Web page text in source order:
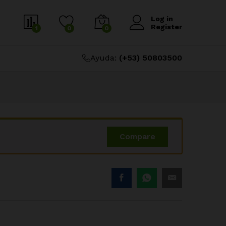
1 0 0
Log in
Register
Ayuda: (+53) 50803500
Compare